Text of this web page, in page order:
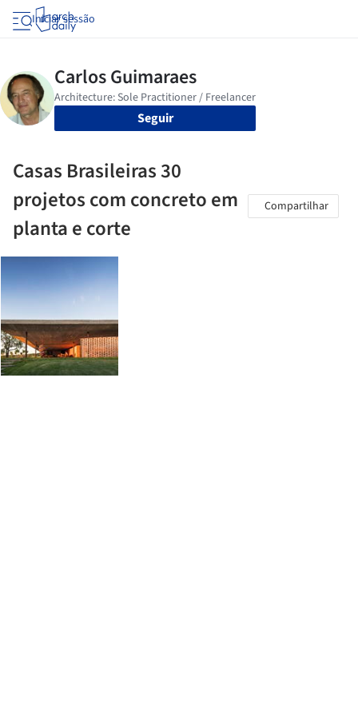
Iniciar sessão
Seguir
Casas Brasileiras 30
projetos com concreto em
planta e corte
Compartilhar